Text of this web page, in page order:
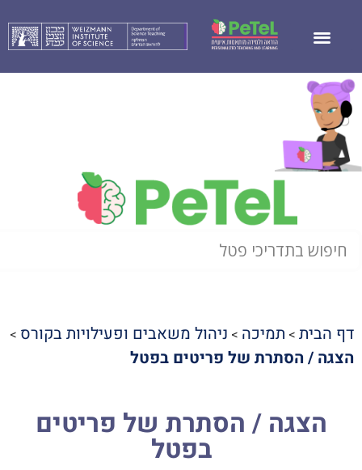
דף הבית>תמיכה>ניהול משאבים ופעילויות בקורס>
הצגה / הסתרת של פריטים בפטל
הצגה / הסתרת של פריטים
בפטל